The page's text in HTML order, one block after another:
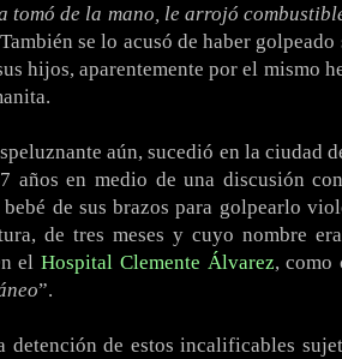
tomó de la mano, le arrojó
se lo acusó de haber
hijos, aparentemente por el mismo
aún, sucedió en la ciudad
años en medio de una discusión
de sus brazos para golpearlo
de tres meses y cuyo nombre
elHospital Clemente Álvarez, como
”.
detención de estos incalificables